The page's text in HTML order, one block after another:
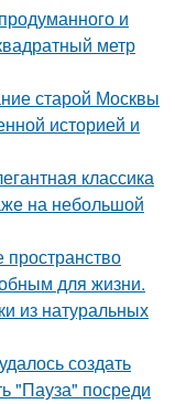
и
метр
старой Москвы
историей и
классика
на небольшой
пространство
для жизни.
из натуральных
создать
"Пауза" посреди